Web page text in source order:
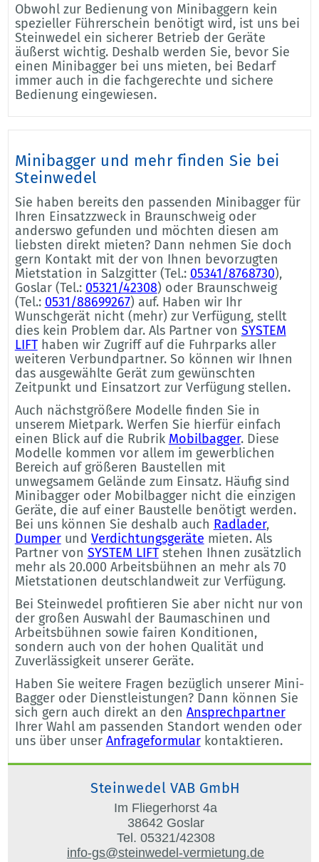
Obwohl zur Bedienung von Minibaggern kein
spezieller Führerschein benötigt wird, ist uns bei
Steinwedel ein sicherer Betrieb der Geräte
äußerst wichtig. Deshalb werden Sie, bevor Sie
einen Minibagger bei uns mieten, bei Bedarf
immer auch in die fachgerechte und sichere
Bedienung eingewiesen.
Minibagger und mehr finden Sie bei
Steinwedel
Sie haben bereits den passenden Minibagger für
Ihren Einsatzzweck in Braunschweig oder
anderswo gefunden und möchten diesen am
liebsten direkt mieten? Dann nehmen Sie doch
gern Kontakt mit der von Ihnen bevorzugten
Mietstation in Salzgitter (Tel.: 05341/8768730),
Goslar (Tel.: 05321/42308) oder Braunschweig
(Tel.: 0531/88699267) auf. Haben wir Ihr
Wunschgerät nicht (mehr) zur Verfügung, stellt
dies kein Problem dar. Als Partner von SYSTEM
LIFThaben wir Zugriff auf die Fuhrparks aller
weiteren Verbundpartner. So können wir Ihnen
das ausgewählte Gerät zum gewünschten
Zeitpunkt und Einsatzort zur Verfügung stellen.
Auch nächstgrößere Modelle finden Sie in
unserem Mietpark. Werfen Sie hierfür einfach
einen Blick auf die Rubrik Mobilbagger. Diese
Modelle kommen vor allem im gewerblichen
Bereich auf größeren Baustellen mit
unwegsamem Gelände zum Einsatz. Häufig sind
Minibagger oder Mobilbagger nicht die einzigen
Geräte, die auf einer Baustelle benötigt werden.
Bei uns können Sie deshalb auch Radlader,
Dumperund Verdichtungsgeräte mieten. Als
Partner von SYSTEM LIFTstehen Ihnen zusätzlich
mehr als 20.000 Arbeitsbühnen an mehr als 70
Mietstationen deutschlandweit zur Verfügung.
Bei Steinwedel profitieren Sie aber nicht nur von
der großen Auswahl der Baumaschinen und
Arbeitsbühnen sowie fairen Konditionen,
sondern auch von der hohen Qualität und
Zuverlässigkeit unserer Geräte.
Haben Sie weitere Fragen bezüglich unserer Mini-
Bagger oder Dienstleistungen? Dann können Sie
sich gern auch direkt an den Ansprechpartner
Ihrer Wahl am passenden Standort wenden oder
uns über unser Anfrageformularkontaktieren.
Steinwedel VAB GmbH
Im Fliegerhorst 4a
38642 Goslar
Tel. 05321/42308
info-gs@steinwedel-vermietung.de